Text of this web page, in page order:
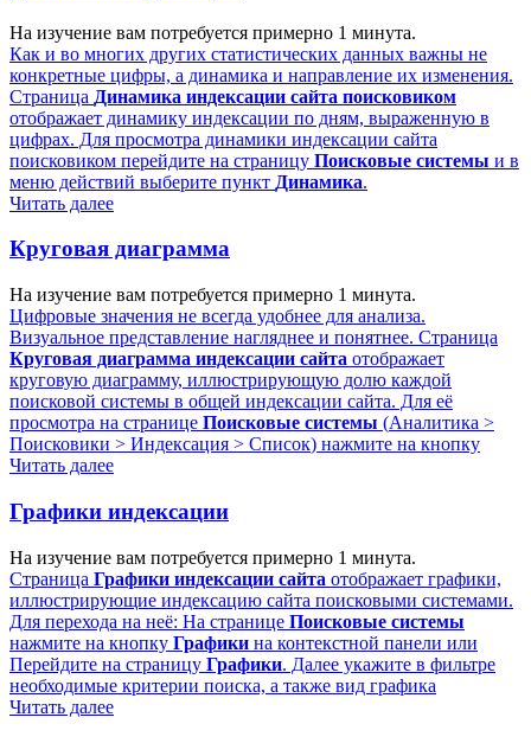
На изучение вам потребуется примерно 1 минута.
Как и во многих других статистических данных важны не
конкретные цифры, а динамика и направление их изменения.
Страница Динамика индексации сайта поисковиком
отображает динамику индексации по дням, выраженную в
цифрах. Для просмотра динамики индексации сайта
поисковиком перейдите на страницу Поисковые системы и в
меню действий выберите пункт Динамика.
Читать далее
Круговая диаграмма
На изучение вам потребуется примерно 1 минута.
Цифровые значения не всегда удобнее для анализа.
Визуальное представление нагляднее и понятнее. Страница
Круговая диаграмма индексации сайта отображает
круговую диаграмму, иллюстрирующую долю каждой
поисковой системы в общей индексации сайта. Для её
просмотра на странице Поисковые системы (Аналитика >
Поисковики > Индексация > Список) нажмите на кнопку
Читать далее
Графики индексации
На изучение вам потребуется примерно 1 минута.
Страница Графики индексации сайта отображает графики,
иллюстрирующие индексацию сайта поисковыми системами.
Для перехода на неё: На странице Поисковые системы
нажмите на кнопку Графики на контекстной панели или
Перейдите на страницу Графики. Далее укажите в фильтре
необходимые критерии поиска, а также вид графика
Читать далее